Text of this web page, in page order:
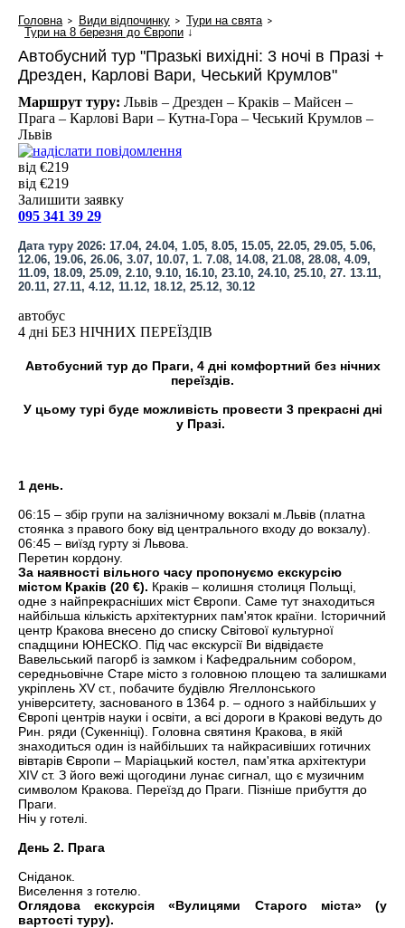
Головна Види відпочинку
Тури на свята
Тури на 8 березня до Європи ↓
Автобусний тур "Празькі вихідні: 3 ночі в Празі +
Дрезден, Карлові Вари, Чеський Крумлов"
Маршрут туру: Львів – Дрезден – Краків – Майсен –
Прага – Карлові Вари – Кутна-Гора – Чеський Крумлов –
Львів
від €219
від €219
Залишити заявку
095 341 39 29
Дата туру 2026: 17.04, 24.04, 1.05, 8.05, 15.05, 22.05, 29.05, 5.06,
12.06, 19.06, 26.06, 3.07, 10.07, 1. 7.08, 14.08, 21.08, 28.08, 4.09,
11.09, 18.09, 25.09, 2.10, 9.10, 16.10, 23.10, 24.10, 25.10, 27. 13.11,
20.11, 27.11, 4.12, 11.12, 18.12, 25.12, 30.12
автобус
4 дні БЕЗ НІЧНИХ ПЕРЕЇЗДІВ
Автобусний тур до Праги, 4 дні комфортний без нічних
переїздів.
У цьому турі буде можливість провести 3 прекрасні дні
у Празі.
1 день.
06:15 – збір групи на залізничному вокзалі м.Львів (платна
стоянка з правого боку від центрального входу до вокзалу).
06:45 – виїзд гурту зі Львова.
Перетин кордону.
За наявності вільного часу пропонуємо екскурсію
містом Краків (20 €). Краків – колишня столиця Польщі,
одне з найпрекрасніших міст Європи. Саме тут знаходиться
найбільша кількість архітектурних пам'яток країни. Історичний
центр Кракова внесено до списку Світової культурної
спадщини ЮНЕСКО. Під час екскурсії Ви відвідаєте
Вавельський пагорб із замком і Кафедральним собором,
середньовічне Старе місто з головною площею та залишками
укріплень XV ст., побачите будівлю Ягеллонського
університету, заснованого в 1364 р. – одного з найбільших у
Європі центрів науки і освіти, а всі дороги в Кракові ведуть до
Рин. ряди (Сукенніці). Головна святиня Кракова, в якій
знаходиться один із найбільших та найкрасивіших готичних
вівтарів Європи – Маріацький костел, пам'ятка архітектури
XIV ст. З його вежі щогодини лунає сигнал, що є музичним
символом Кракова. Переїзд до Праги. Пізніше прибуття до
Праги.
Ніч у готелі.
День 2. Прага
Сніданок.
Виселення з готелю.
Оглядова екскурсія «Вулицями Старого міста» (у
вартості туру).